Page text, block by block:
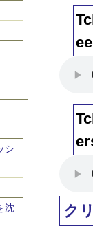
シ
沈
ク